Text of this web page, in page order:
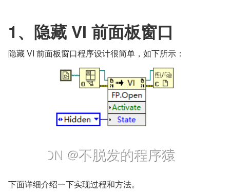
1、隐藏 VI 前面板窗口
隐藏 VI 前面板窗口程序设计很简单，如下所示：
​下面详细介绍一下实现过程和方法。